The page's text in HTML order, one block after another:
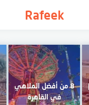
Rafeek
8 من أفضل الملاهي
في القاهرة